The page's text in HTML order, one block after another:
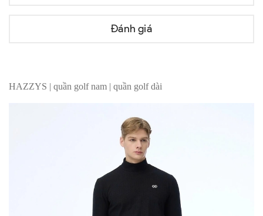
Đánh giá
HAZZYS | quần golf nam | quần golf dài